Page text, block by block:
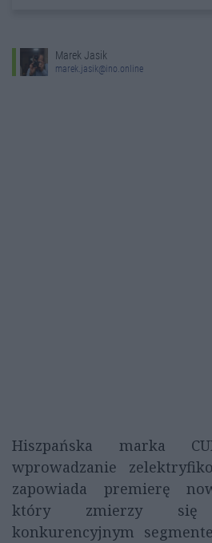
Marek Jasik
marek.jasik@ino.online
Hiszpańska marka
wprowadzanie
zapowiada premierę
który zmierzy
konkurencyjnym